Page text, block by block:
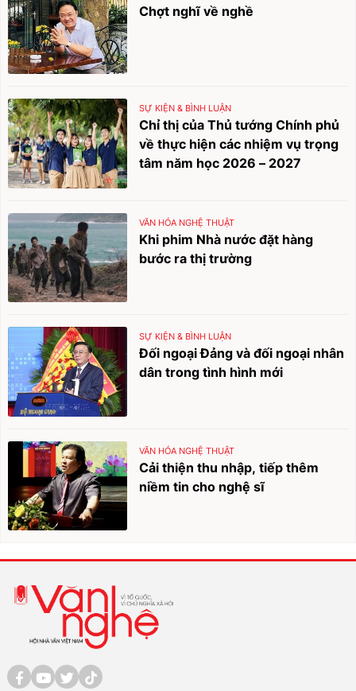
Chợt nghĩ về nghề
SỰ KIỆN & BÌNH LUẬN
Chỉ thị của Thủ tướng Chính phủ
về thực hiện các nhiệm vụ trọng
tâm năm học 2026 – 2027
VĂN HÓA NGHỆ THUẬT
Khi phim Nhà nước đặt hàng
bước ra thị trường
SỰ KIỆN & BÌNH LUẬN
Đối ngoại Đảng và đối ngoại nhân
dân trong tình hình mới
VĂN HÓA NGHỆ THUẬT
Cải thiện thu nhập, tiếp thêm
niềm tin cho nghệ sĩ